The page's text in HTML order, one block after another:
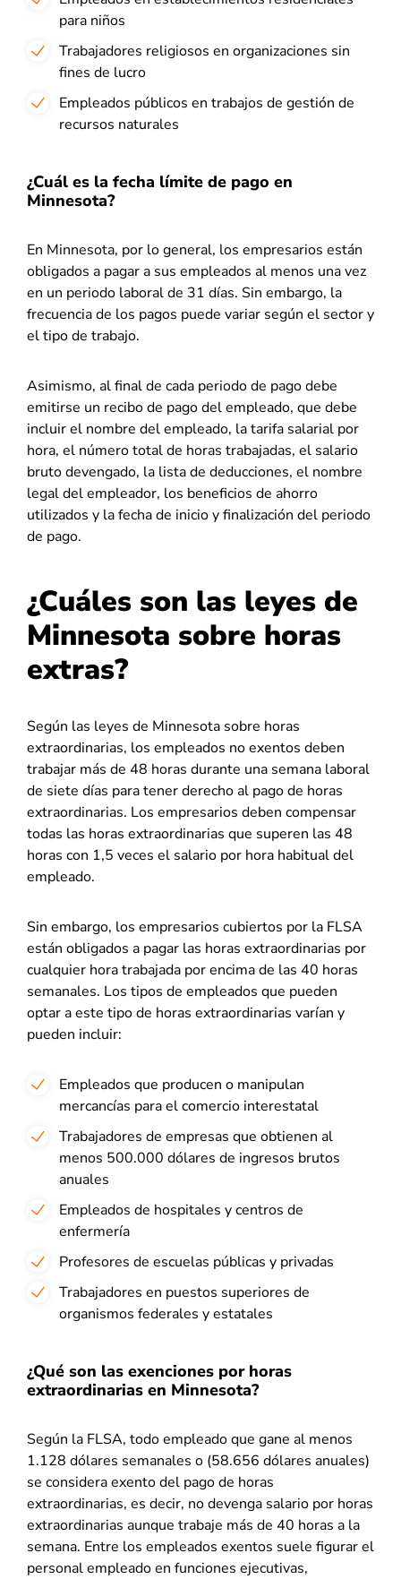
para niños
Trabajadores religiosos en organizaciones sin
fines de lucro
Empleados públicos en trabajos de gestión de
recursos naturales
¿Cuál es la fecha límite de pago en
Minnesota?
En Minnesota, por lo general, los empresarios están
obligados a pagar a sus empleados al menos una vez
en un periodo laboral de 31 días. Sin embargo, la
frecuencia de los pagos puede variar según el sector y
el tipo de trabajo.
Asimismo, al final de cada periodo de pago debe
emitirse un recibo de pago del empleado, que debe
incluir el nombre del empleado, la tarifa salarial por
hora, el número total de horas trabajadas, el salario
bruto devengado, la lista de deducciones, el nombre
legal del empleador, los beneficios de ahorro
utilizados y la fecha de inicio y finalización del periodo
de pago.
¿Cuáles son las leyes de
Minnesota sobre horas
extras?
Según las leyes de Minnesota sobre horas
extraordinarias, los empleados no exentos deben
trabajar más de 48 horas durante una semana laboral
de siete días para tener derecho al pago de horas
extraordinarias. Los empresarios deben compensar
todas las horas extraordinarias que superen las 48
horas con 1,5 veces el salario por hora habitual del
empleado.
Sin embargo, los empresarios cubiertos por la FLSA
están obligados a pagar las horas extraordinarias por
cualquier hora trabajada por encima de las 40 horas
semanales. Los tipos de empleados que pueden
optar a este tipo de horas extraordinarias varían y
pueden incluir:
Empleados que producen o manipulan
mercancías para el comercio interestatal
Trabajadores de empresas que obtienen al
menos 500.000 dólares de ingresos brutos
anuales
Empleados de hospitales y centros de
enfermería
Profesores de escuelas públicas y privadas
Trabajadores en puestos superiores de
organismos federales y estatales
¿Qué son las exenciones por horas
extraordinarias en Minnesota?
Según la FLSA, todo empleado que gane al menos
1.128 dólares semanales o (58.656 dólares anuales)
se considera exento del pago de horas
extraordinarias, es decir, no devenga salario por horas
extraordinarias aunque trabaje más de 40 horas a la
semana. Entre los empleados exentos suele figurar el
personal empleado en funciones ejecutivas,